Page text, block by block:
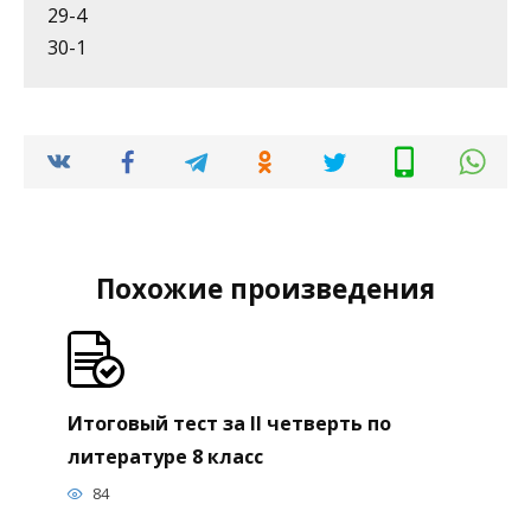
29-4
30-1
Похожие произведения
Итоговый тест за II четверть по
литературе 8 класс
84